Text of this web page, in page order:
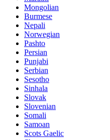
Mongolian
Burmese
Nepali
Norwegian
Pashto
Persian
Punjabi
Serbian
Sesotho
Sinhala
Slovak
Slovenian
Somali
Samoan
Scots Gaelic